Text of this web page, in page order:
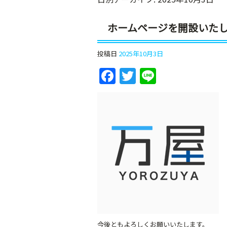
ホームページを開設いた
投稿日 2025年10月3日
F
e
b
o
o
T
er
今後ともよろしくお願いいたします。